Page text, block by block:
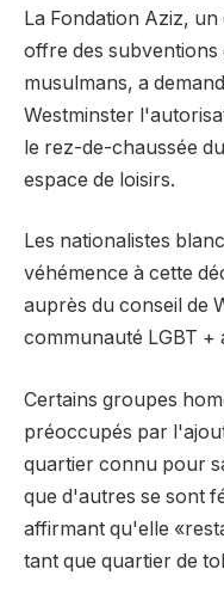
La Fondation Aziz,
offre des subventions
musulmans, a
Westminster
le rez-de-chaussée
espace de loisirs.
Les nationalistes
véhémence à cette
auprès du conseil de
communauté LGBT +
Certains groupes
préoccupés par
quartier connu pour
que d'autres se sont
affirmant qu'elle
tant que quartier de